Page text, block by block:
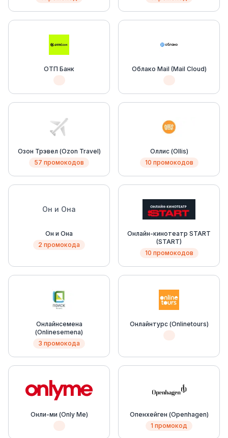
ОТП Банк Облако Mail (Mail Cloud)
Озон Трэвел (Ozon Travel)
57 промокодов
Оллис (Ollis)
10 промокодов
Он и Она
Он и Она
2 промокода
Онлайн-кинотеатр START
(START)
10 промокодов
Онлайнсемена
(Onlinesemena)
3 промокода
Онлайнтурс (Onlinetours)
Онли-ми (Only Me)
Опенхейген (Openhagen)
1 промокод